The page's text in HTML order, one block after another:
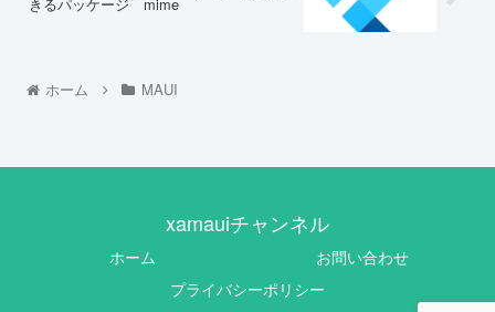
ホーム MAUI
xamauiチャンネル
ホーム
お問い合わせ
プライバシーポリシー